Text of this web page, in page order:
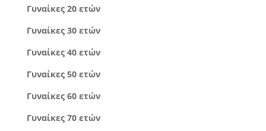
Γυναίκες 20 ετών
Γυναίκες 30 ετών
Γυναίκες 40 ετών
Γυναίκες 50 ετών
Γυναίκες 60 ετών
Γυναίκες 70 ετών